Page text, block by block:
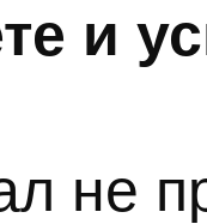
и
не